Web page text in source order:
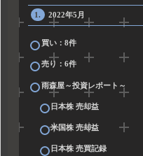
2022年5月
買い：8件
売り：6件
雨森屋～投資レポート～
日本株 売却益
米国株 売却益
日本株 売買記録